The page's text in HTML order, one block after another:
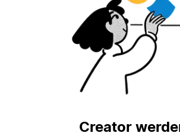
Creator